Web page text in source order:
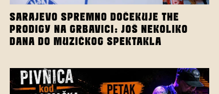
SARAJEVO SPREMNO DOČEKUJE THE
PRODIGY NA GRBAVICI: JOŠ NEKOLIKO
DANA DO MUZIČKOG SPEKTAKLA